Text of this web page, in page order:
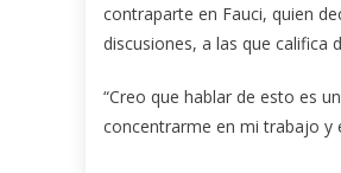
contraparte en Fauci, quien
discusiones, a las que califica
“Creo que hablar de esto es
concentrarme en mi trabajo y